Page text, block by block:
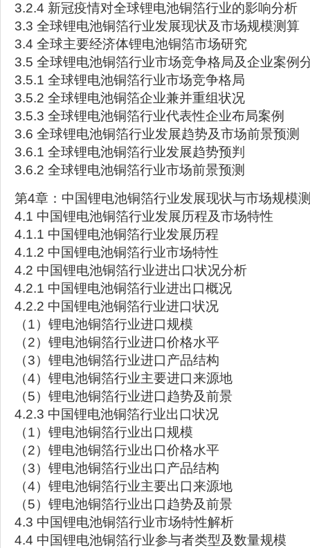
3.2.4 新冠疫情对全球锂电池铜箔行业的影响分析
3.3 全球锂电池铜箔行业发展现状及市场规模测算
3.4 全球主要经济体锂电池铜箔市场研究
3.5 全球锂电池铜箔行业市场竞争格局及企业案例
3.5.1 全球锂电池铜箔行业市场竞争格局
3.5.2 全球锂电池铜箔企业兼并重组状况
3.5.3 全球锂电池铜箔行业代表性企业布局案例
3.6 全球锂电池铜箔行业发展趋势及市场前景预测
3.6.1 全球锂电池铜箔行业发展趋势预判
3.6.2 全球锂电池铜箔行业市场前景预测
第4章：中国锂电池铜箔行业发展现状与市场规模
4.1 中国锂电池铜箔行业发展历程及市场特性
4.1.1 中国锂电池铜箔行业发展历程
4.1.2 中国锂电池铜箔行业市场特性
4.2 中国锂电池铜箔行业进出口状况分析
4.2.1 中国锂电池铜箔行业进出口概况
4.2.2 中国锂电池铜箔行业进口状况
（1）锂电池铜箔行业进口规模
（2）锂电池铜箔行业进口价格水平
（3）锂电池铜箔行业进口产品结构
（4）锂电池铜箔行业主要进口来源地
（5）锂电池铜箔行业进口趋势及前景
4.2.3 中国锂电池铜箔行业出口状况
（1）锂电池铜箔行业出口规模
（2）锂电池铜箔行业出口价格水平
（3）锂电池铜箔行业出口产品结构
（4）锂电池铜箔行业主要出口来源地
（5）锂电池铜箔行业出口趋势及前景
4.3 中国锂电池铜箔行业市场特性解析
4.4 中国锂电池铜箔行业参与者类型及数量规模